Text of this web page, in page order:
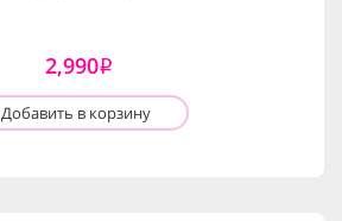
2,990i
Добавить в корзину